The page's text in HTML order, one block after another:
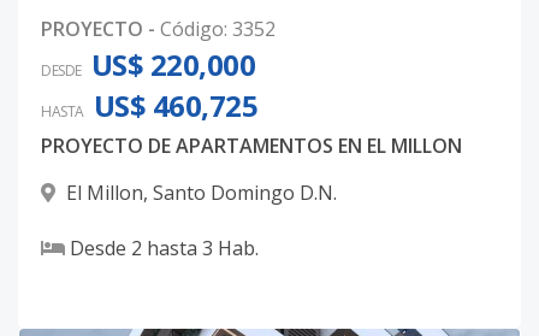
PROYECTO - Código: 3352
DESDE US$ 220,000
HASTA US$ 460,725
PROYECTO DE APARTAMENTOS EN EL MILLON
El Millon, Santo Domingo D.N.
Desde 2 hasta 3 Hab.